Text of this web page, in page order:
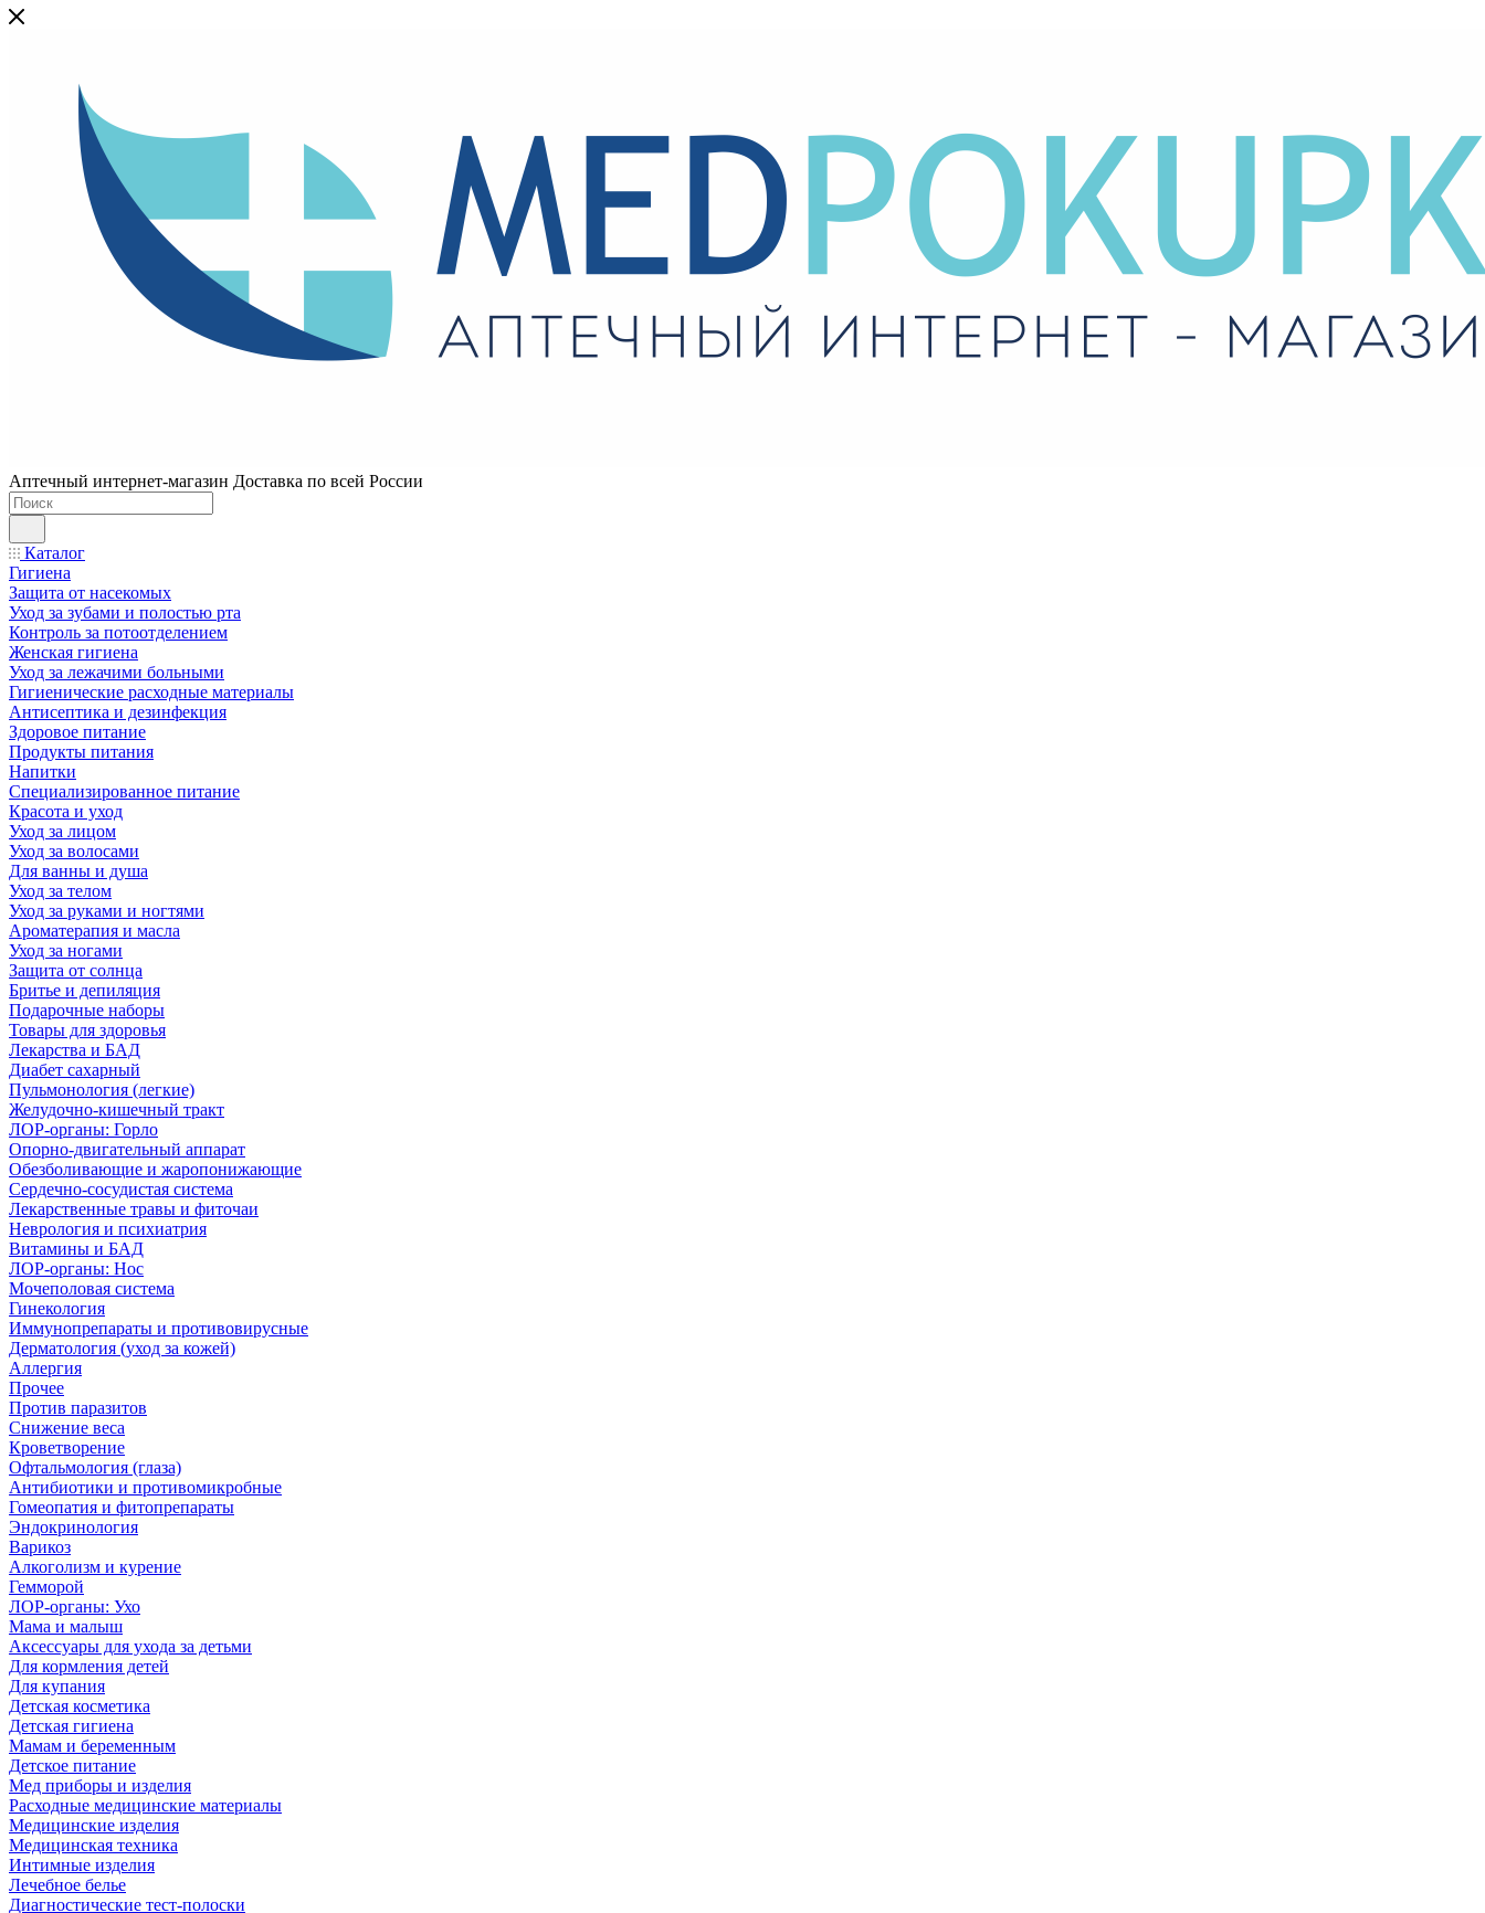
Аптечный интернет-магазин Доставка по всей России
Каталог
Гигиена
Защита от насекомых
Уход за зубами и полостью рта
Контроль за потоотделением
Женская гигиена
Уход за лежачими больными
Гигиенические расходные материалы
Антисептика и дезинфекция
Здоровое питание
Продукты питания
Напитки
Специализированное питание
Красота и уход
Уход за лицом
Уход за волосами
Для ванны и душа
Уход за телом
Уход за руками и ногтями
Ароматерапия и масла
Уход за ногами
Защита от солнца
Бритье и депиляция
Подарочные наборы
Товары для здоровья
Лекарства и БАД
Диабет сахарный
Пульмонология (легкие)
Желудочно-кишечный тракт
ЛОР-органы: Горло
Опорно-двигательный аппарат
Обезболивающие и жаропонижающие
Сердечно-сосудистая система
Лекарственные травы и фиточаи
Неврология и психиатрия
Витамины и БАД
ЛОР-органы: Нос
Мочеполовая система
Гинекология
Иммунопрепараты и противовирусные
Дерматология (уход за кожей)
Аллергия
Прочее
Против паразитов
Снижение веса
Кроветворение
Офтальмология (глаза)
Антибиотики и противомикробные
Гомеопатия и фитопрепараты
Эндокринология
Варикоз
Алкоголизм и курение
Гемморой
ЛОР-органы: Ухо
Мама и малыш
Аксессуары для ухода за детьми
Для кормления детей
Для купания
Детская косметика
Детская гигиена
Мамам и беременным
Детское питание
Мед приборы и изделия
Расходные медицинские материалы
Медицинские изделия
Медицинская техника
Интимные изделия
Лечебное белье
Диагностические тест-полоски